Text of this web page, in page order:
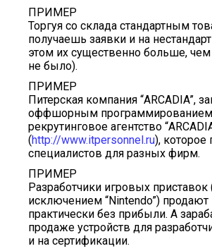
ПРИМЕР
Торгуя со склада стандартным
получаешь заявки и на
этом их существенно больше,
не было).
ПРИМЕР
Питерская компания “ARCADIA”,
оффшорным
рекрутинговое агентство
(http://www.itpersonnel.ru), которое
специалистов для разных фирм.
ПРИМЕР
Разработчики игровых
исключением “Nintendo”) продают
практически без прибыли. А
продаже устройств для
и на сертификации.